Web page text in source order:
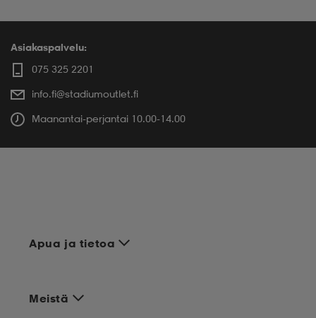
Asiakaspalvelu:
075 325 2201
info.fi@stadiumoutlet.fi
Maanantai-perjantai 10.00-14.00
Apua ja tietoa
Meistä